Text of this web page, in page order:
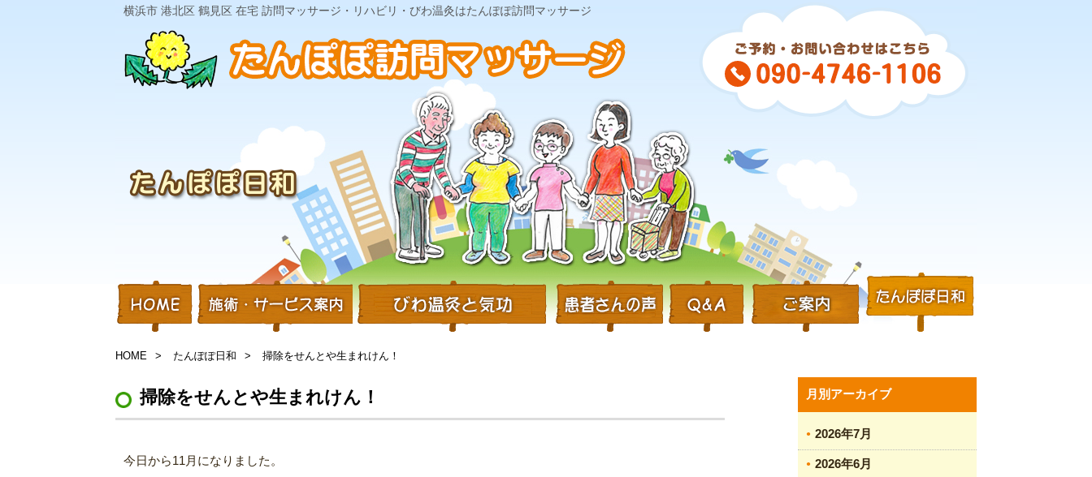
横浜市 港北区 鶴見区 在宅 訪問マッサージ・リハビリ・びわ温灸はたんぽぽ訪問マッサージ
HOME たんぽぽ日和 掃除をせんとや生まれけん！
掃除をせんとや生まれけん！
今日から11月になりました。
月別アーカイブ
2026年7月
2026年6月